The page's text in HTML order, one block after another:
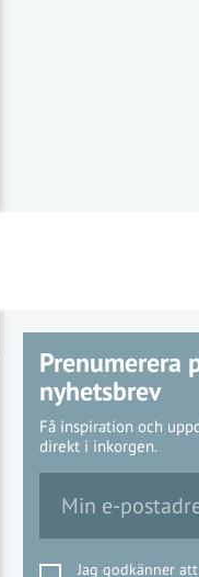
Prenumerera
nyhetsbrev
Få inspiration och
direkt i inkorgen.
Jag godkänner